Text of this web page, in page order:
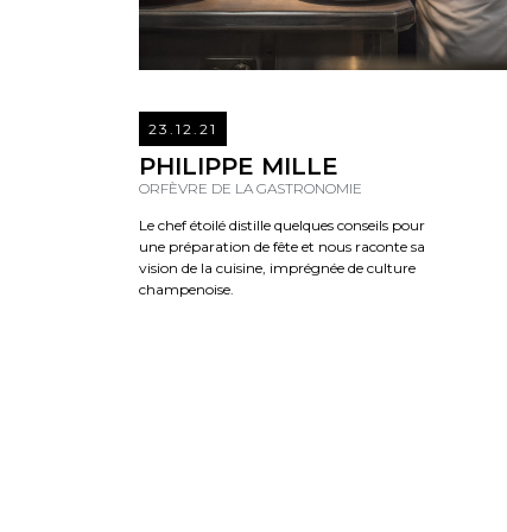
23.12.21
PHILIPPE MILLE
ORFÈVRE DE LA GASTRONOMIE
Le chef étoilé distille quelques conseils pour
une préparation de fête et nous raconte sa
vision de la cuisine, imprégnée de culture
champenoise.